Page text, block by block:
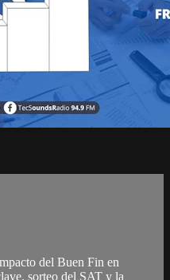
del Buen Fin en
sorteo del SAT y la